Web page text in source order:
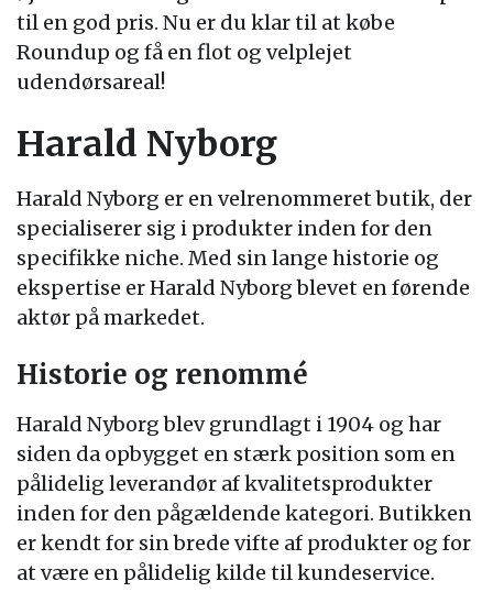
til en god pris. Nu er du klar til at købe
Roundup og få en flot og velplejet
udendørsareal!
Harald Nyborg
Harald Nyborg er en velrenommeret butik, der
specialiserer sig i produkter inden for den
specifikke niche. Med sin lange historie og
ekspertise er Harald Nyborg blevet en førende
aktør på markedet.
Historie og renommé
Harald Nyborg blev grundlagt i 1904 og har
siden da opbygget en stærk position som en
pålidelig leverandør af kvalitetsprodukter
inden for den pågældende kategori. Butikken
er kendt for sin brede vifte af produkter og for
at være en pålidelig kilde til kundeservice.